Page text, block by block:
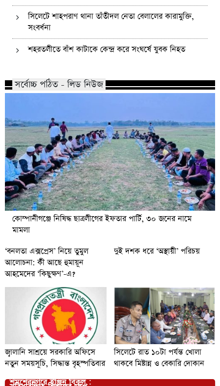
সিলেটে শাহপরাণ থানা তাঁতীদল নেতা বেলালের কারামুক্তি,
সংবর্ধনা
শহরতলীতে বাঁশ কাটাকে কেন্দ্র করে সংঘর্ষে যুবক নিহত
সর্বোচ্চ পঠিত - লিড নিউজ
কোম্পানীগঞ্জে নিষিদ্ধ ছাত্রলীগের ইফতার পার্টি, ৩০ জনের নামে
মামলা
‘বনলতা এক্সপ্রেস’ নিয়ে তুমুল
আলোচনা: কী আছে হুমায়ূন
আহমেদের ‘কিছুক্ষণ’-এ?
দুই দশক ধরে ‘অস্থায়ী’ পরিচয়
জ্বালানি সাশ্রয়ে সরকারি অফিসে
নতুন সময়সূচি, সিদ্ধান্ত বৃহস্পতিবার
সিলেটে রাত ১০টা পর্যন্ত খোলা
থাকবে মিষ্টান্ন ও বেকারি দোকান
শমশেরনগরে ইঞ্জিন বিকল :